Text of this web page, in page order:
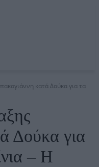
κατά Δούκα για τα
Δούκα για
– Η